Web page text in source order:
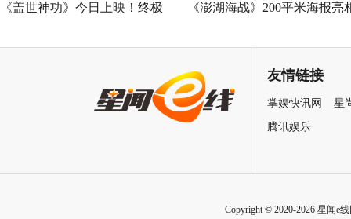
《盖世神功》今日上映！终极 《澎湖海战》200平米海报亮
友情链接
掌娱快讯网
星
腾讯娱乐
Copyright © 2020-2026 星闻e